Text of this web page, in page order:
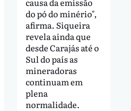
do pó do minério",
afirma. Siqueira
revela ainda que
desde Carajás até o
Sul do país as
mineradoras
continuam em
plena
normalidade.